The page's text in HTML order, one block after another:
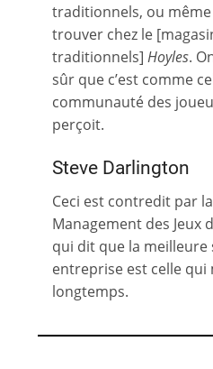
traditionnels, ou
trouver chez le
traditionnels] Hoyles.
sûr que c’est comme
communauté des
perçoit.
Steve Darlington
Ceci est contredit par
Management des Jeux
qui dit que la meilleure
entreprise est celle qui
longtemps.